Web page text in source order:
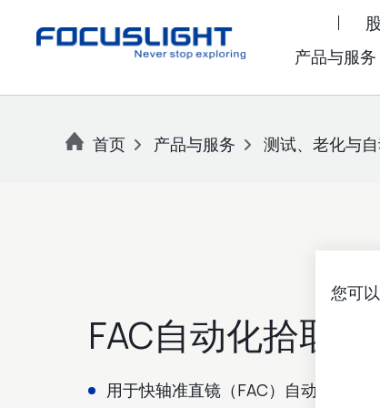
产品与服务
首页 产品与服务 测试、老化与
FAC自动化拾取
用于快轴准直镜（FAC）自动化拾取与
您可